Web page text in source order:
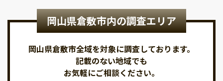
岡山県倉敷市内の調査エリア
岡山県倉敷市全域を対象に調査しております。
記載のない地域でも
お気軽にご相談ください。